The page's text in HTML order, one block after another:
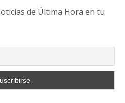
de Última Hora en tu